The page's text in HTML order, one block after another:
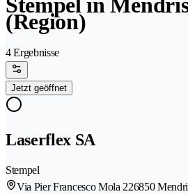
(Region)
4 Ergebnisse
Jetzt geöffnet
Laserflex SA
Stempel
Via Pier Francesco Mola 226850